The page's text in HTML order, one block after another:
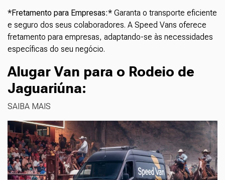
*Fretamento para Empresas:* Garanta o transporte eficiente
e seguro dos seus colaboradores. A Speed Vans oferece
fretamento para empresas, adaptando-se às necessidades
específicas do seu negócio.
Alugar Van para o Rodeio de
Jaguariúna:
SAIBA MAIS